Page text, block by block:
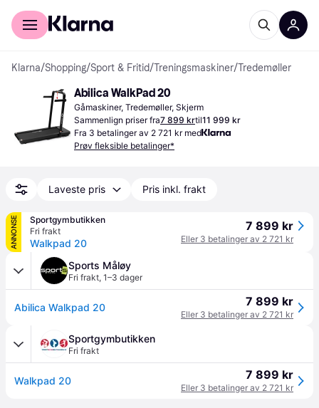
For kunder
Klarna/Shopping/Sport & Fritid/Treningsmaskiner/Tredemøller
Abilica WalkPad 20
Gåmaskiner, Tredemøller, Skjerm
Sammenlign priser fra7 899 krtil11 999 kr
Fra 3 betalinger av 2 721 kr med
Prøv fleksible betalinger*
Laveste pris Pris inkl. frakt
ANNONSE
Sportgymbutikken
Fri frakt
Walkpad 20
7 899 kr
Eller 3 betalinger av 2 721 kr
Sports Måløy
Fri frakt, 1–3 dager
Abilica Walkpad 20 7 899 kr
Eller 3 betalinger av 2 721 kr
Sportgymbutikken
Fri frakt
Walkpad 20 7 899 kr
Eller 3 betalinger av 2 721 kr